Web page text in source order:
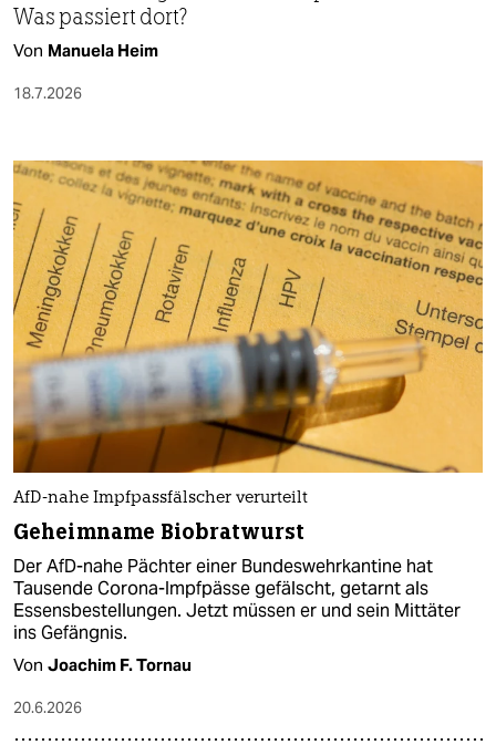
Was passiert dort?
Von Manuela Heim
18.7.2026
AfD-nahe Impfpassfälscher verurteilt
Geheimname Biobratwurst
Der AfD-nahe Pächter einer Bundeswehrkantine hat
Tausende Corona-Impfpässe gefälscht, getarnt als
Essensbestellungen. Jetzt müssen er und sein Mittäter
ins Gefängnis.
Von Joachim F. Tornau
20.6.2026